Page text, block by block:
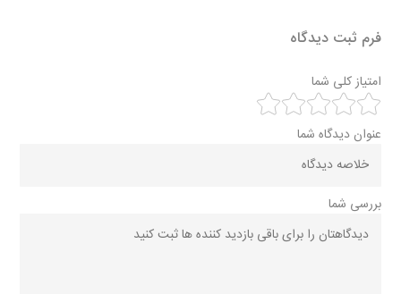
فرم ثبت دیدگاه
امتیاز کلی شما
عنوان دیدگاه شما
بررسی شما